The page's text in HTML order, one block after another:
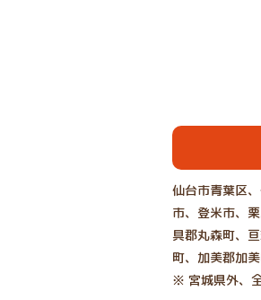
仙台市青葉区
市、登米市、
具郡丸森町、
町、加美郡加
※ 宮城県外、